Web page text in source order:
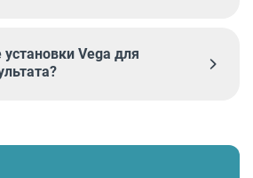
Vega для